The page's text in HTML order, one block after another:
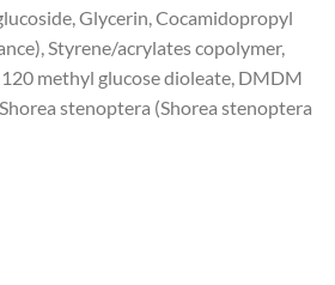
Glycerin, Cocamidopropyl
Styrene/acrylates copolymer,
methyl glucose dioleate, DMDM
stenoptera (Shorea stenoptera